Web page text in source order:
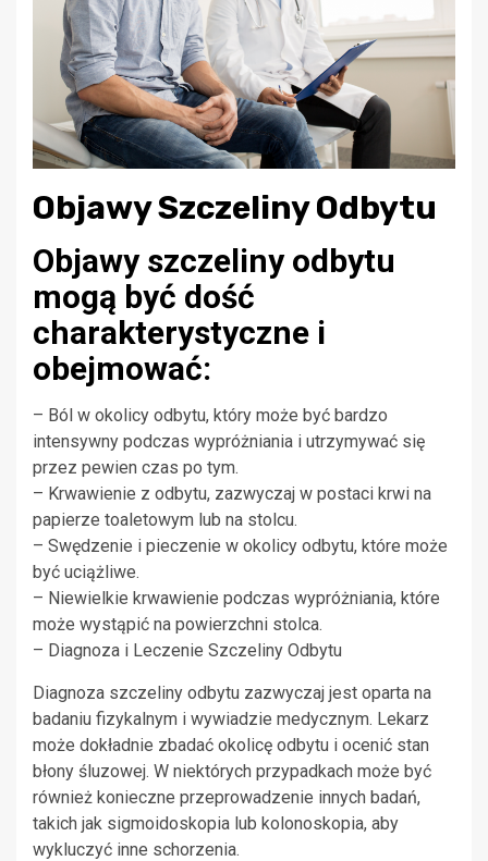
Objawy Szczeliny Odbytu
Objawy szczeliny odbytu
mogą być dość
charakterystyczne i
obejmować:
– Ból w okolicy odbytu, który może być bardzo
intensywny podczas wypróżniania i utrzymywać się
przez pewien czas po tym.
– Krwawienie z odbytu, zazwyczaj w postaci krwi na
papierze toaletowym lub na stolcu.
– Swędzenie i pieczenie w okolicy odbytu, które może
być uciążliwe.
– Niewielkie krwawienie podczas wypróżniania, które
może wystąpić na powierzchni stolca.
– Diagnoza i Leczenie Szczeliny Odbytu
Diagnoza szczeliny odbytu zazwyczaj jest oparta na
badaniu fizykalnym i wywiadzie medycznym. Lekarz
może dokładnie zbadać okolicę odbytu i ocenić stan
błony śluzowej. W niektórych przypadkach może być
również konieczne przeprowadzenie innych badań,
takich jak sigmoidoskopia lub kolonoskopia, aby
wykluczyć inne schorzenia.